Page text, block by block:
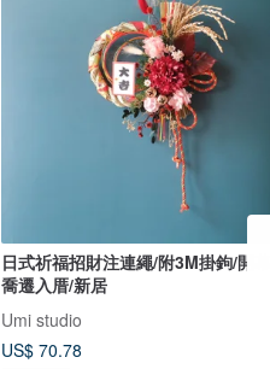
日式祈福招財注連繩/附3M掛鉤/開幕/
喬遷入厝/新居
Umi studio
US$ 70.78